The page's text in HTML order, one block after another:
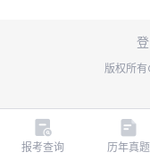
版权所
报考查询 历年真题